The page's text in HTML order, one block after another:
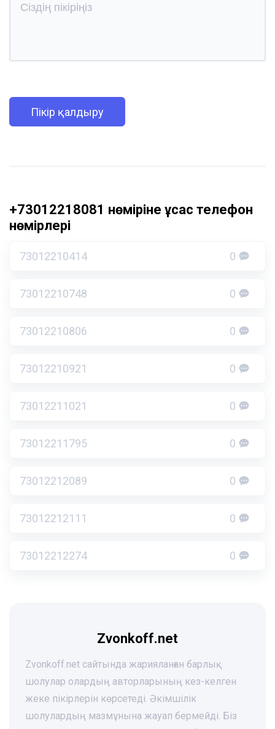
Пікір қалдыру
+73012218081 нөміріне ұқсас телефон
нөмірлері
73012210414 0
73012210748 0
73012210806 0
73012210921 0
73012211021 0
73012211795 0
73012212089 0
73012212111 0
73012212274 0
Zvonkoff.net
Zvonkoff.net сайтында жарияланған барлық
шолулар олардың авторларының кез-келген
жеке пікірлерін көрсетеді. Әкімшілік
шолулардың мазмұнына жауап бермейді. Біз